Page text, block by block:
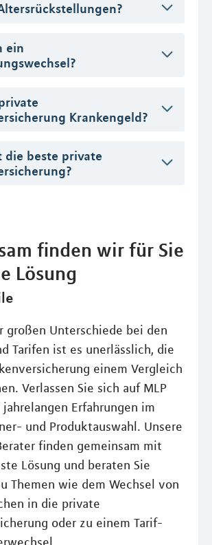
ein
Krankengeld?
die beste private
finden wir für Sie
Lösung
großen Unterschiede bei den
Tarifen ist es unerlässlich, die
einem Vergleich
Verlassen Sie sich auf MLP
Erfahrungen im
und Produktauswahl. Unsere
finden gemeinsam mit
Lösung und beraten Sie
Themen wie dem Wechsel von
in die private
oder zu einem Tarif-